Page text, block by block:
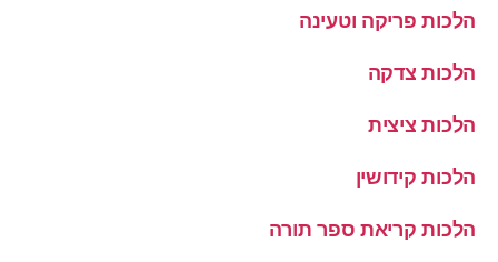
הלכות פריקה וטעינה
הלכות צדקה
הלכות ציצית
הלכות קידושין
הלכות קריאת ספר תורה